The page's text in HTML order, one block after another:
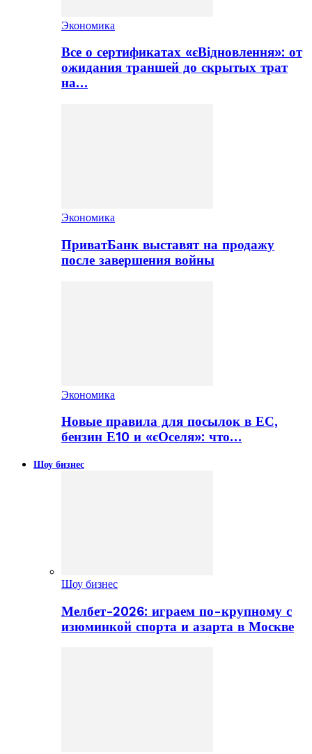
Экономика
Все о сертификатах «єВідновлення»: от
ожидания траншей до скрытых трат
на…
Экономика
ПриватБанк выставят на продажу
после завершения войны
Экономика
Новые правила для посылок в ЕС,
бензин Е10 и «єОселя»: что…
Шоу бизнес
Шоу бизнес
Мелбет-2026: играем по-крупному с
изюминкой спорта и азарта в Москве